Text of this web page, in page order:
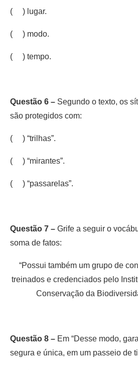
( ) lugar.
( ) modo.
( ) tempo.
Questão 6 – Segundo o texto, os
são protegidos com:
( ) “trilhas”.
( ) “mirantes”.
( ) “passarelas”.
Questão 7 – Grife a seguir o
soma de fatos:
“Possui também um grupo de
treinados e credenciados pelo
Conservação da
Questão 8 – Em “Desse modo,
segura e única, em um passeio de